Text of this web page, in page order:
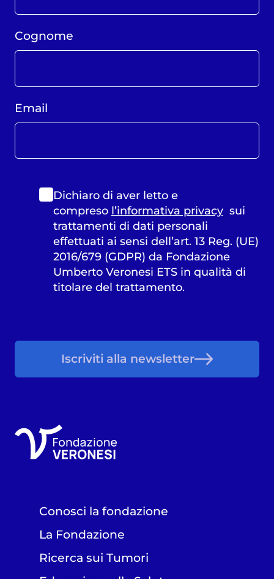
Cognome
Email
Dichiaro di aver letto e
compreso l’informativa privacysui
trattamenti di dati personali
effettuati ai sensi dell’art. 13 Reg. (UE)
2016/679 (GDPR) da Fondazione
Umberto Veronesi ETS in qualità di
titolare del trattamento.
Iscriviti alla newsletter
Conosci la fondazione
La Fondazione
Ricerca sui Tumori